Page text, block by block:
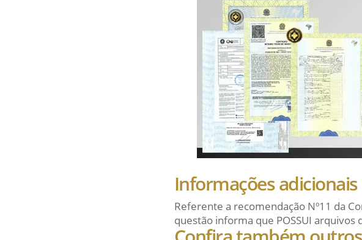
Informações
Referente a recomendação Nº11 da
questão informa que POSSUI